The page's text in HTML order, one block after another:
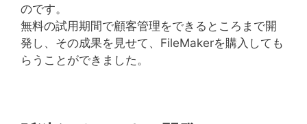
のです。
無料の試用期間で顧客管理をできるところまで開
発し、その成果を見せて、FileMakerを購入しても
らうことができました。